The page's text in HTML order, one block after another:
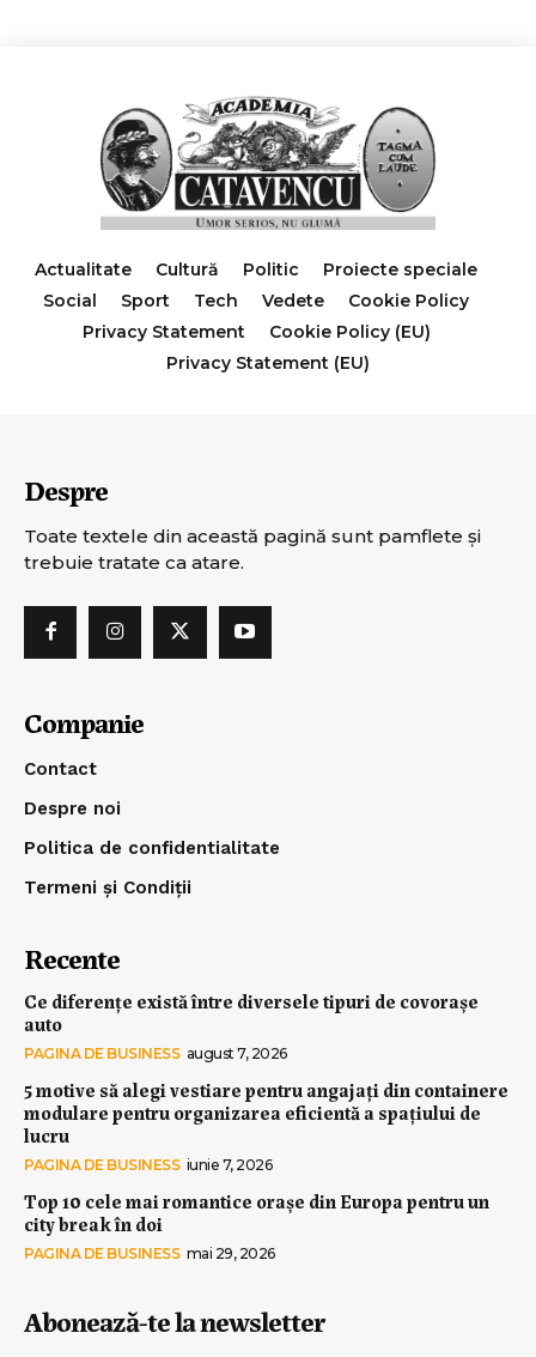
Actualitate Cultură Politic
Proiecte speciale
Social
Sport Tech Vedete
Cookie Policy
Privacy Statement
Cookie Policy (EU)
Privacy Statement (EU)
Despre
Toate textele din această pagină sunt pamflete şi
trebuie tratate ca atare.
Companie
Contact
Despre noi
Politica de confidentialitate
Termeni și Condiții
Recente
Ce diferențe există între diversele tipuri de covorașe
auto
PAGINA DE BUSINESS august 7, 2026
5 motive să alegi vestiare pentru angajați din containere
modulare pentru organizarea eficientă a spațiului de
lucru
PAGINA DE BUSINESS iunie 7, 2026
Top 10 cele mai romantice orașe din Europa pentru un
city break în doi
PAGINA DE BUSINESS mai 29, 2026
Abonează-te la newsletter